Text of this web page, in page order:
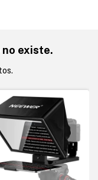
no existe.